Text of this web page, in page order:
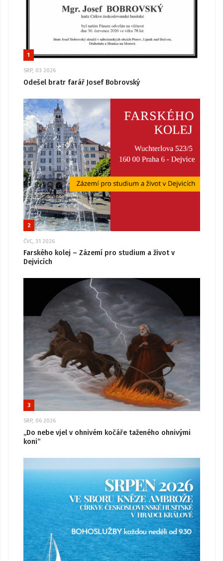
1
SRP, 03 2026
Odešel bratr farář Josef Bobrovský
2
ČVC, 31 2026
Farského kolej – Zázemí pro studium a život v
Dejvicích
3
SRP, 06 2026
„Do nebe vjel v ohnivém kočáře taženého ohnivými
koni“